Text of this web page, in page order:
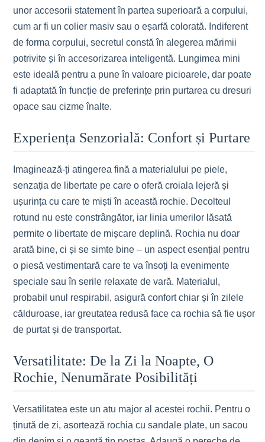
unor accesorii statement în partea superioară a corpului,
cum ar fi un colier masiv sau o eșarfă colorată. Indiferent
de forma corpului, secretul constă în alegerea mărimii
potrivite și în accesorizarea inteligentă. Lungimea mini
este ideală pentru a pune în valoare picioarele, dar poate
fi adaptată în funcție de preferințe prin purtarea cu dresuri
opace sau cizme înalte.
Experiența Senzorială: Confort și Purtare
Imaginează-ți atingerea fină a materialului pe piele,
senzația de libertate pe care o oferă croiala lejeră și
ușurința cu care te miști în această rochie. Decolteul
rotund nu este constrângător, iar linia umerilor lăsată
permite o libertate de mișcare deplină. Rochia nu doar
arată bine, ci și se simte bine – un aspect esențial pentru
o piesă vestimentară care te va însoți la evenimente
speciale sau în serile relaxate de vară. Materialul,
probabil unul respirabil, asigură confort chiar și în zilele
călduroase, iar greutatea redusă face ca rochia să fie ușor
de purtat și de transportat.
Versatilitate: De la Zi la Noapte, O
Rochie, Nenumărate Posibilități
Versatilitatea este un atu major al acestei rochii. Pentru o
ținută de zi, asortează rochia cu sandale plate, un sacou